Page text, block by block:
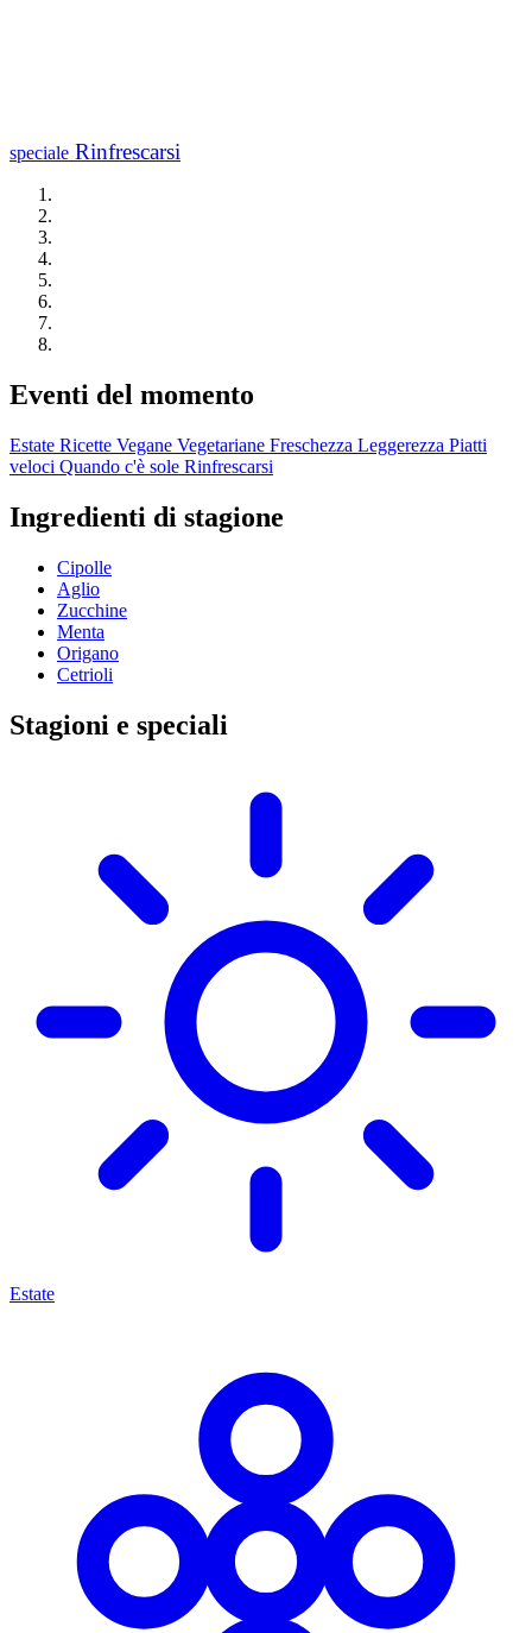
speciale Rinfrescarsi
Eventi del momento
Estate Ricette Vegane Vegetariane Freschezza Leggerezza Piatti
veloci Quando c'è sole Rinfrescarsi
Ingredienti di stagione
Cipolle
Aglio
Zucchine
Menta
Origano
Cetrioli
Stagioni e speciali
Estate